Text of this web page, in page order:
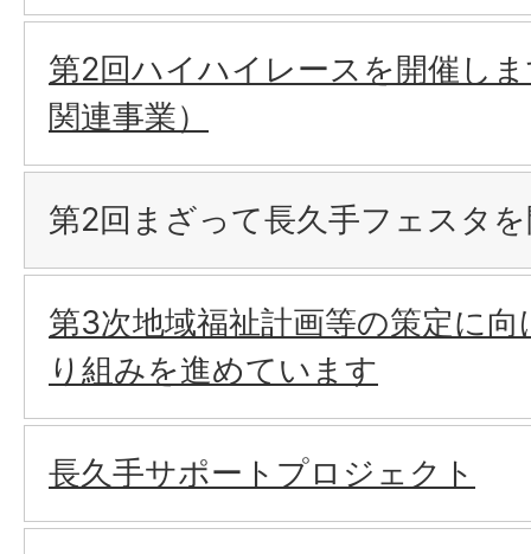
第2回ハイハイレースを開催し
関連事業）
第2回まざって長久手フェスタ
第3次地域福祉計画等の策定に
り組みを進めています
長久手サポートプロジェクト